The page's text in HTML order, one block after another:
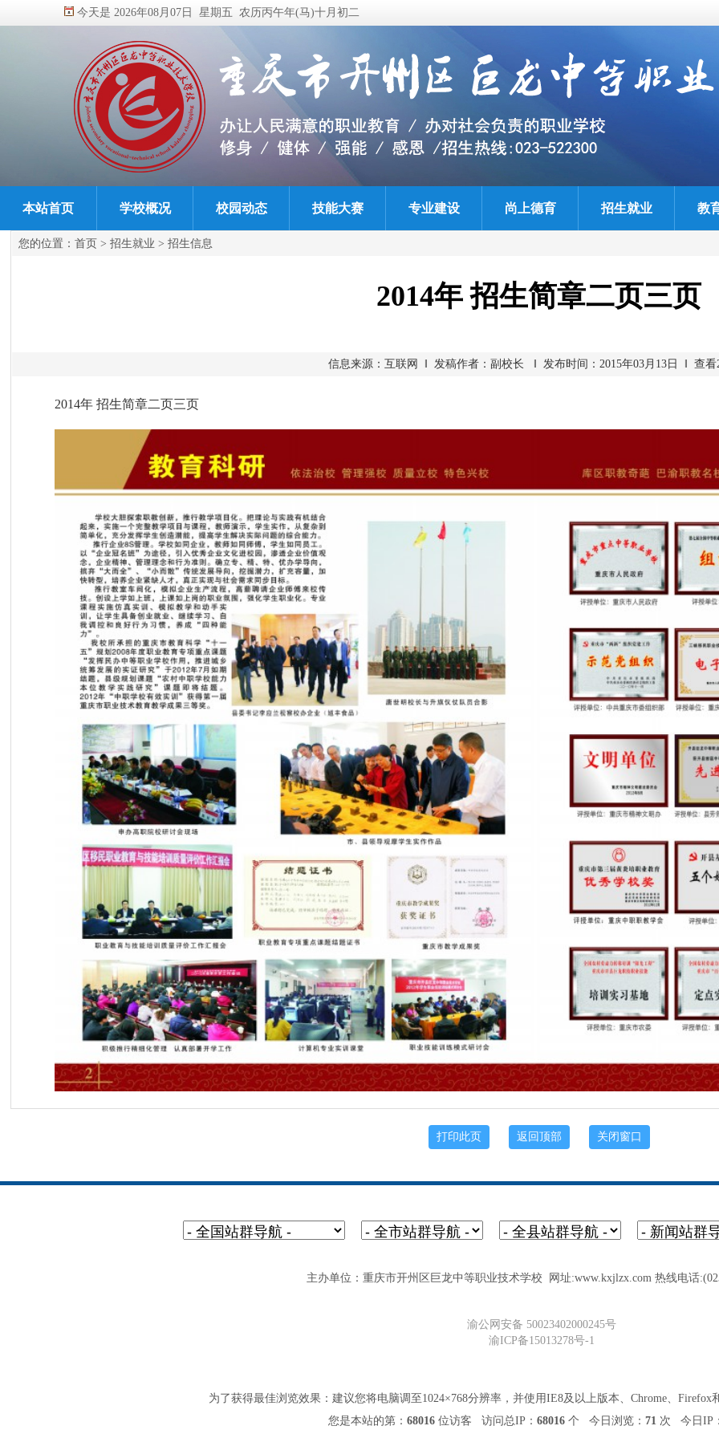
今天是 2026年08月07日 星期五 农历丙午年(马)十月初二
本站首页 学校概况 校园动态 技能大赛 专业建设 尚上德育 招生就业 教
您的位置：首页 >招生就业 >招生信息
2014年 招生简章二页三页
信息来源：互联网 ‖ 发稿作者：副校长 ‖ 发布时间：2015年03月13日 ‖ 查看
2014年 招生简章二页三页
主办单位：重庆市开州区巨龙中等职业技术学校 网址:www.kxjlzx.com 热线电话
渝公网安备 50023402000245号
渝ICP备15013278号-1
为了获得最佳浏览效果：建议您将电脑调至1024×768分辨率，并使用IE8及以上版本、Chrome、
您是本站的第： 68016 位访客 访问总IP： 68016 个 今日浏览： 71 次 今日IP